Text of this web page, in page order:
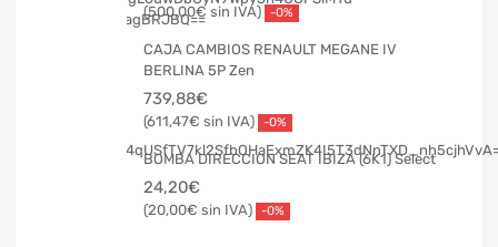
500,00€ -0%
CAJA CAMBIOS RENAULT MEGANE IV
BERLINA 5P Zen
739,88€
611,47€ -0%
BOMBA DIRECCION SEAT IBIZA (6K1) Select
24,20€
20,00€ -0%